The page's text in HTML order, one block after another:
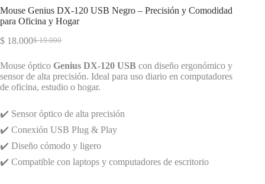
Mouse Genius DX-120 USB Negro – Precisión y Comodidad
para Oficina y Hogar
$19.000
El
original
era:
$ 19.000.
$ 18.000El
actual
es:
$ 18.000.
Mouse óptico Genius DX-120 USB con diseño ergonómico y
sensor de alta precisión. Ideal para uso diario en computadores
de oficina, estudio o hogar.
✔️ Sensor óptico de alta precisión
✔️ Conexión USB Plug & Play
✔️ Diseño cómodo y ligero
✔️ Compatible con laptops y computadores de escritorio